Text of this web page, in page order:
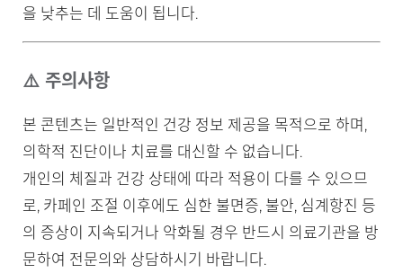
을 낮추는 데 도움이 됩니다.
⚠️ 주의사항
본 콘텐츠는 일반적인 건강 정보 제공을 목적으로 하며,
의학적 진단이나 치료를 대신할 수 없습니다.
개인의 체질과 건강 상태에 따라 적용이 다를 수 있으므
로, 카페인 조절 이후에도 심한 불면증, 불안, 심계항진 등
의 증상이 지속되거나 악화될 경우 반드시 의료기관을 방
문하여 전문의와 상담하시기 바랍니다.